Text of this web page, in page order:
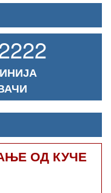
ОД КУЧЕ